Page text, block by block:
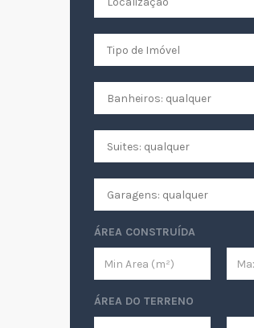
ÁREA CONSTRUÍDA
ÁREA DO TERRENO